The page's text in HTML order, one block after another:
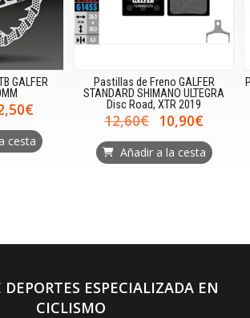
GALFER
cesta
Pastillas de Freno GALFER
STANDARD SHIMANO ULTEGRA
Disc Road, XTR 2019
12,60€ 10,90€
Añadir a la cesta
ESPECIALIZADA EN
CICLISMO